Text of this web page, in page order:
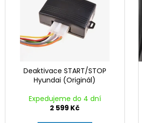
Deaktivace START/STOP
Hyundai (Originál)
Expedujeme do 4 dní
2 599 Kč